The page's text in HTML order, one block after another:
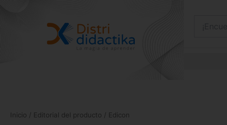
Inicio / Editorial del producto / Edicon